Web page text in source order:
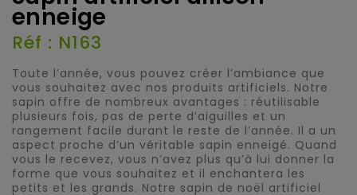
enneige
Réf : N163
Toute l’année, vous pouvez créer l’ambiance que
vous souhaitez avec nos produits artificiels. Notre
sapin offre de nombreux avantages : réutilisable
plusieurs fois, pas de perte d’aiguilles et un
rangement facile durant le reste de l’année. Il a un
aspect proche d’un véritable sapin enneigé. Quand
vous le recevez, vous n’avez plus qu’à lui donner la
forme que vous souhaitez et il enchantera les
petits et les grands. Notre sapin de noël artificiel